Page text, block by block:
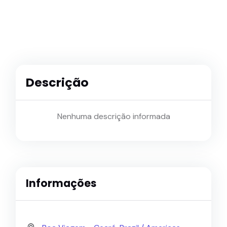
Descrição
Nenhuma descrição informada
Informações